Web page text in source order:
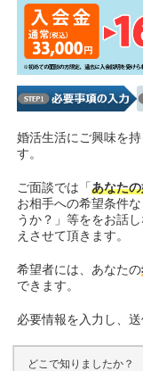
婚活生活にご興味を
す。
ご面談では「あなた
お相手への希望条件
うか？」等ををお話
えさせて頂きます。
希望者には、あなたの
できます。
必要情報を入力し、
どこで知りましたか？